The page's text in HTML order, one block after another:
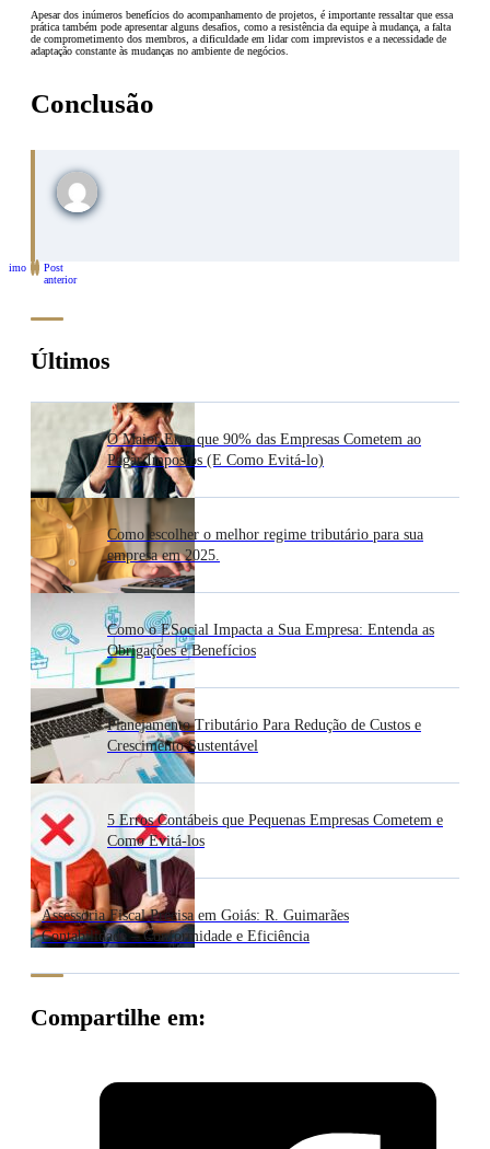
Apesar dos inúmeros benefícios do acompanhamento de projetos, é importante ressaltar que essa
prática também pode apresentar alguns desafios, como a resistência da equipe à mudança, a falta
de comprometimento dos membros, a dificuldade em lidar com imprevistos e a necessidade de
adaptação constante às mudanças no ambiente de negócios.
Conclusão
Post
anterior
Últimos
O Maior Erro que 90% das Empresas Cometem ao
Pagar Impostos (E Como Evitá-lo)
Como escolher o melhor regime tributário para sua
empresa em 2025.
Como o ESocial Impacta a Sua Empresa: Entenda as
Obrigações e Benefícios
Planejamento Tributário Para Redução de Custos e
Crescimento Sustentável
5 Erros Contábeis que Pequenas Empresas Cometem e
Como Evitá-los
Assessoria Fiscal Precisa em Goiás: R. Guimarães
Contabilidade – Conformidade e Eficiência
Compartilhe em: